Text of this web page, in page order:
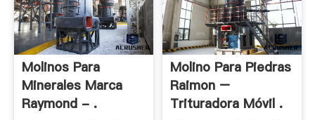
Molinos Para
Minerales Marca
Raymond - .
Molino Para Piedras
Raimon –
Trituradora Móvil .